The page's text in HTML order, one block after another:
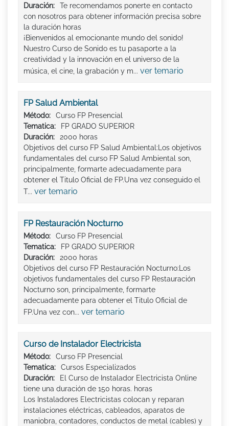
Duración:
Te recomendamos ponerte en contacto
con nosotros para obtener información precisa sobre
la duración horas
¡Bienvenidos al emocionante mundo del sonido!
Nuestro Curso de Sonido es tu pasaporte a la
creatividad y la innovación en el universo de la
música, el cine, la grabación y m... ver temario
FP Salud Ambiental
Método:
Curso FP Presencial
Tematica:
FP GRADO SUPERIOR
Duración:
2000 horas
Objetivos del curso FP Salud Ambiental:Los objetivos
fundamentales del curso FP Salud Ambiental son,
principalmente, formarte adecuadamente para
obtener el Titulo Oficial de FP.Una vez conseguido el
T... ver temario
FP Restauración Nocturno
Método:
Curso FP Presencial
Tematica:
FP GRADO SUPERIOR
Duración:
2000 horas
Objetivos del curso FP Restauración Nocturno:Los
objetivos fundamentales del curso FP Restauración
Nocturno son, principalmente, formarte
adecuadamente para obtener el Titulo Oficial de
FP.Una vez con... ver temario
Curso de Instalador Electricista
Método:
Curso FP Presencial
Tematica:
Cursos Especializados
Duración:
El Curso de Instalador Electricista Online
tiene una duración de 150 horas. horas
Los Instaladores Electricistas colocan y reparan
instalaciones eléctricas, cableados, aparatos de
maniobra, contadores, conductos de metal (cables) y